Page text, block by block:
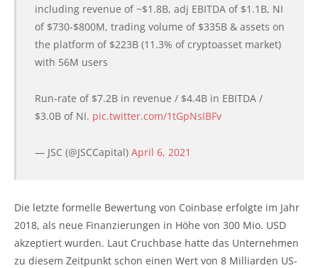
including revenue of ~$1.8B, adj EBITDA of $1.1B, NI
of $730-$800M, trading volume of $335B & assets on
the platform of $223B (11.3% of cryptoasset market)
with 56M users
Run-rate of $7.2B in revenue / $4.4B in EBITDA /
$3.0B of NI. pic.twitter.com/1tGpNsIBFv
— JSC (@JSCCapital) April 6, 2021
Die letzte formelle Bewertung von Coinbase erfolgte im Jahr
2018, als neue Finanzierungen in Höhe von 300 Mio. USD
akzeptiert wurden. Laut Cruchbase hatte das Unternehmen
zu diesem Zeitpunkt schon einen Wert von 8 Milliarden US-